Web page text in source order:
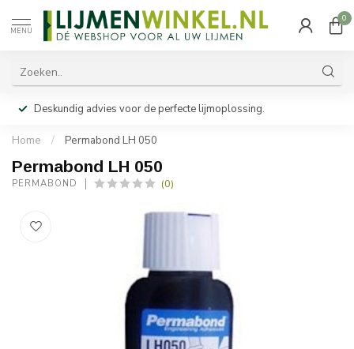
MENU
0
Deskundig advies voor de perfecte lijmoplossing.
Home / Permabond LH 050
Permabond LH 050
PERMABOND (0)